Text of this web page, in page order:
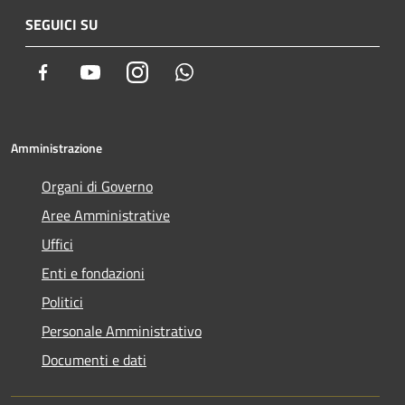
SEGUICI SU
Facebook YoutubeInstagram
Amministrazione
Organi di Governo
Aree Amministrative
Uffici
Enti e fondazioni
Politici
Personale Amministrativo
Documenti e dati